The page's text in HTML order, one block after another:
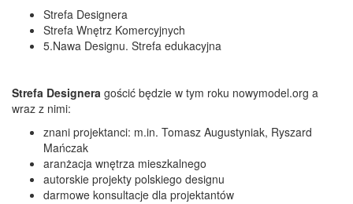
Strefa Designera
Strefa Wnętrz Komercyjnych
5.Nawa Designu. Strefa edukacyjna
Strefa Designera gościć będzie w tym roku nowymodel.org a
wraz z nimi:
znani projektanci: m.in. Tomasz Augustyniak, Ryszard
Mańczak
aranżacja wnętrza mieszkalnego
autorskie projekty polskiego designu
darmowe konsultacje dla projektantów